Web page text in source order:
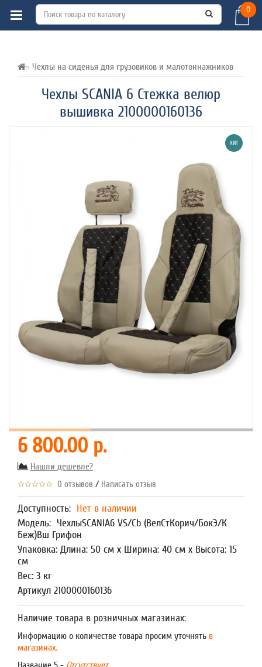
0
Чехлы на сиденья для грузовиков и малотоннажников
Чехлы SCANIA 6 Стежка велюр
вышивка 2100000160136
ВСЕ О ТОВАРЕ ХАРАКТЕРИСТИКИ
ХИТ
6 800.00 р.
Нашли дешевле?
0 отзывов / Написать отзыв
Доступность: Нет в наличии
Модель: ЧехлыSCANIA6 VS/Cb (ВелСтКорич/БокЭ/К
Беж)Вш Грифон
Упаковка: Длина: 50 см x Ширина: 40 см x Высота: 15
см
Вес: 3 кг
Артикул 2100000160136
Наличие товара в розничных магазинах:
Информацию о количестве товара просим уточнять в
магазинах.